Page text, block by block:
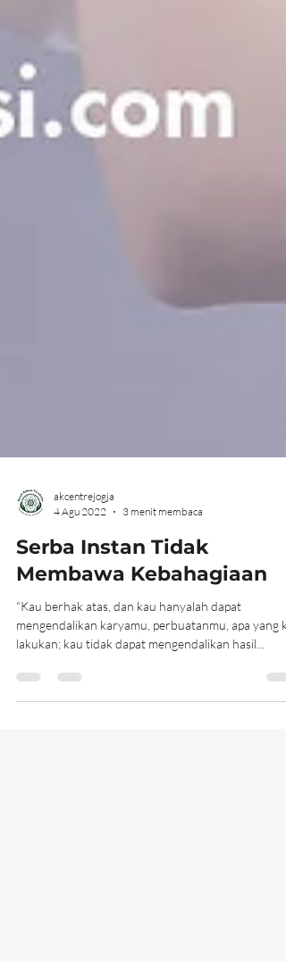
akcentrejogja
4 Agu 2022
3 menit membaca
Serba Instan Tidak
Membawa Kebahagiaan
mengendalikan karyamu, perbuatanmu, apa yang
lakukan; kau tidak dapat mengendalikan hasil...